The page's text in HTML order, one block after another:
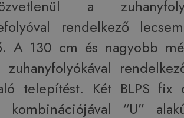
a
rendelkező
A 130 cm és nagyobb
zuhanyfolyókával
telepítést. Két BLPS fix
kombinációjával “U”